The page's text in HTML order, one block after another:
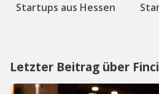
Startups aus Hessen
Letzter Beitrag über